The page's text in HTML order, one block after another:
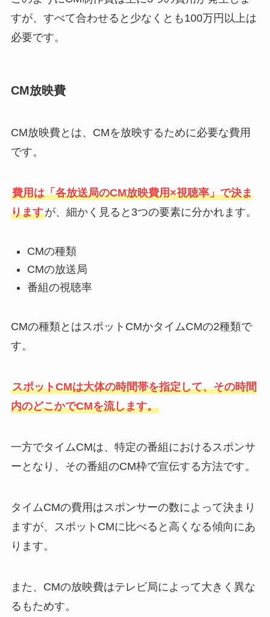
すが、すべて合わせると少なくとも100万円以上は
必要です。
CM放映費
CM放映費とは、CMを放映するために必要な費用
です。
費用は「各放送局のCM放映費用×視聴率」で決ま
りますが、細かく見ると3つの要素に分かれます。
CMの種類
CMの放送局
番組の視聴率
CMの種類とはスポットCMかタイムCMの2種類で
す。
スポットCMは大体の時間帯を指定して、その時間
内のどこかでCMを流します。
一方でタイムCMは、特定の番組におけるスポンサ
ーとなり、その番組のCM枠で宣伝する方法です。
タイムCMの費用はスポンサーの数によって決まり
ますが、スポットCMに比べると高くなる傾向にあ
ります。
また、CMの放映費はテレビ局によって大きく異な
るもためす。